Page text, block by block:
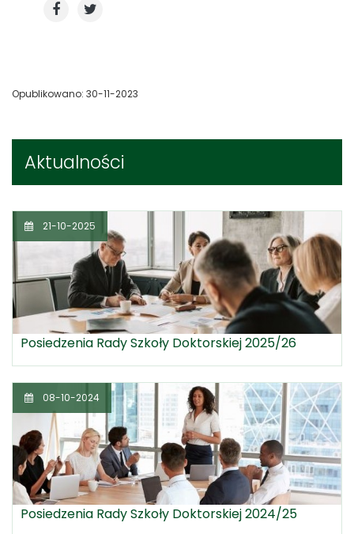
Aktualności
21-10-2025
Posiedzenia Rady Szkoły Doktorskiej 2025/26
08-10-2024
Posiedzenia Rady Szkoły Doktorskiej 2024/25
Opublikowano: 30-11-2023